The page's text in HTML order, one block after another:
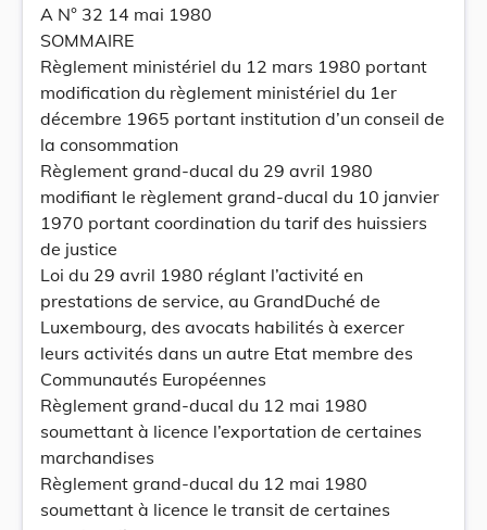
A N° 32 14 mai 1980
SOMMAIRE
Règlement ministériel du 12 mars 1980 portant
modification du règlement ministériel du 1er
décembre 1965 portant institution d’un conseil de
la consommation
Règlement grand-ducal du 29 avril 1980
modifiant le règlement grand-ducal du 10 janvier
1970 portant coordination du tarif des huissiers
de justice
Loi du 29 avril 1980 réglant l’activité en
prestations de service, au GrandDuché de
Luxembourg, des avocats habilités à exercer
leurs activités dans un autre Etat membre des
Communautés Européennes
Règlement grand-ducal du 12 mai 1980
soumettant à licence l’exportation de certaines
marchandises
Règlement grand-ducal du 12 mai 1980
soumettant à licence le transit de certaines